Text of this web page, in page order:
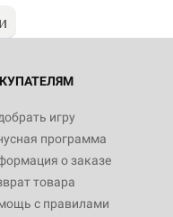
игру
программа
о заказе
товара
с правилами